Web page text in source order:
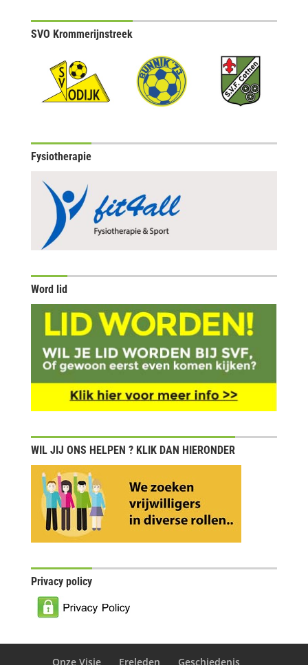
SVO Krommerijnstreek
Fysiotherapie
Word lid
WIL JIJ ONS HELPEN ? KLIK DAN HIERONDER
Privacy policy
Onze Visie Ereleden Geschiedenis